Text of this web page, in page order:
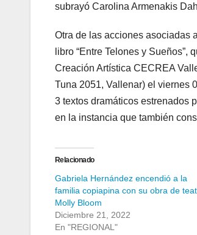
subrayó Carolina Armenakis
Otra de las acciones asociadas
libro “Entre Telones y
Creación Artística CECREA
Tuna 2051, Vallenar) el viernes
3 textos dramáticos estrenados
en la instancia que también
Relacionado
Gabriela Hernández encendió a la
familia copiapina con su obra de
Molly Bloom
Diciembre 21, 2022
En "REGIONAL"